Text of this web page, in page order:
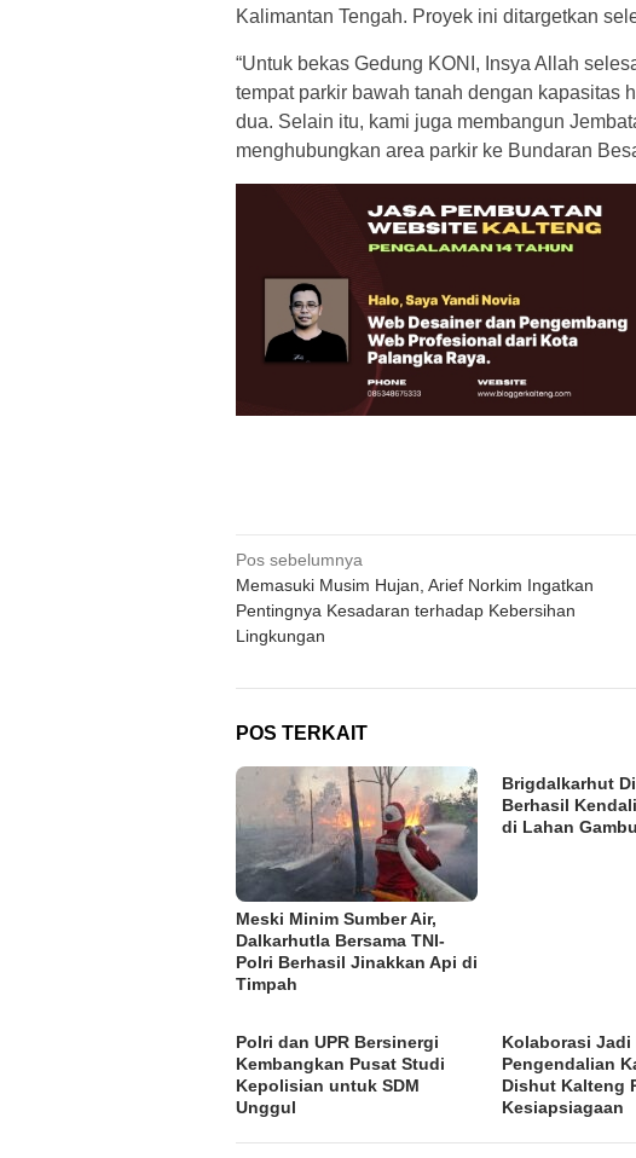
Kalimantan Tengah. Proyek ini ditargetkan
“Untuk bekas Gedung KONI, Insya Allah
tempat parkir bawah tanah dengan kapasitas
dua. Selain itu, kami juga membangun
menghubungkan area parkir ke Bundaran
Navigasi
pos
Pos sebelumnya
Memasuki Musim Hujan, Arief Norkim Ingatkan
Pentingnya Kesadaran terhadap Kebersihan
Lingkungan
POS TERKAIT
Meski Minim Sumber Air,
Dalkarhutla Bersama TNI-
Polri Berhasil Jinakkan Api di
Timpah
Brigdalkarhut
Berhasil
di Lahan
Polri dan UPR Bersinergi
Kembangkan Pusat Studi
Kepolisian untuk SDM
Unggul
Kolaborasi Jadi
Pengendalian
Dishut Kalteng
Kesiapsiagaan